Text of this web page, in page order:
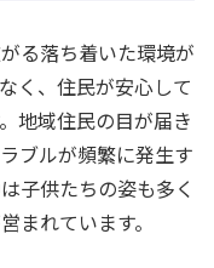
る落ち着いた環境が
く、住民が安心して
地域住民の目が届き
ブルが頻繁に発生す
子供たちの姿も多く
まれています。